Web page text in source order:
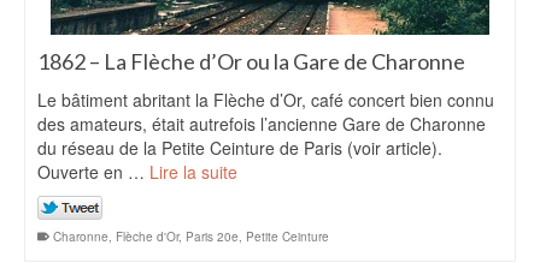
1862 – La Flèche d’Or ou la Gare de Charonne
Le bâtiment abritant la Flèche d’Or, café concert bien connu
des amateurs, était autrefois l’ancienne Gare de Charonne
du réseau de la Petite Ceinture de Paris (voir article).
Ouverte en … Lire la suite
Charonne, Flèche d'Or, Paris 20e, Petite Ceinture